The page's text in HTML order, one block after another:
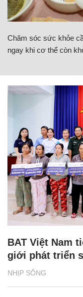
Chăm sóc sức khỏe
ngay khi cơ thể còn
NHỊP SỐNG
BAT Việt Nam
giới phát triển